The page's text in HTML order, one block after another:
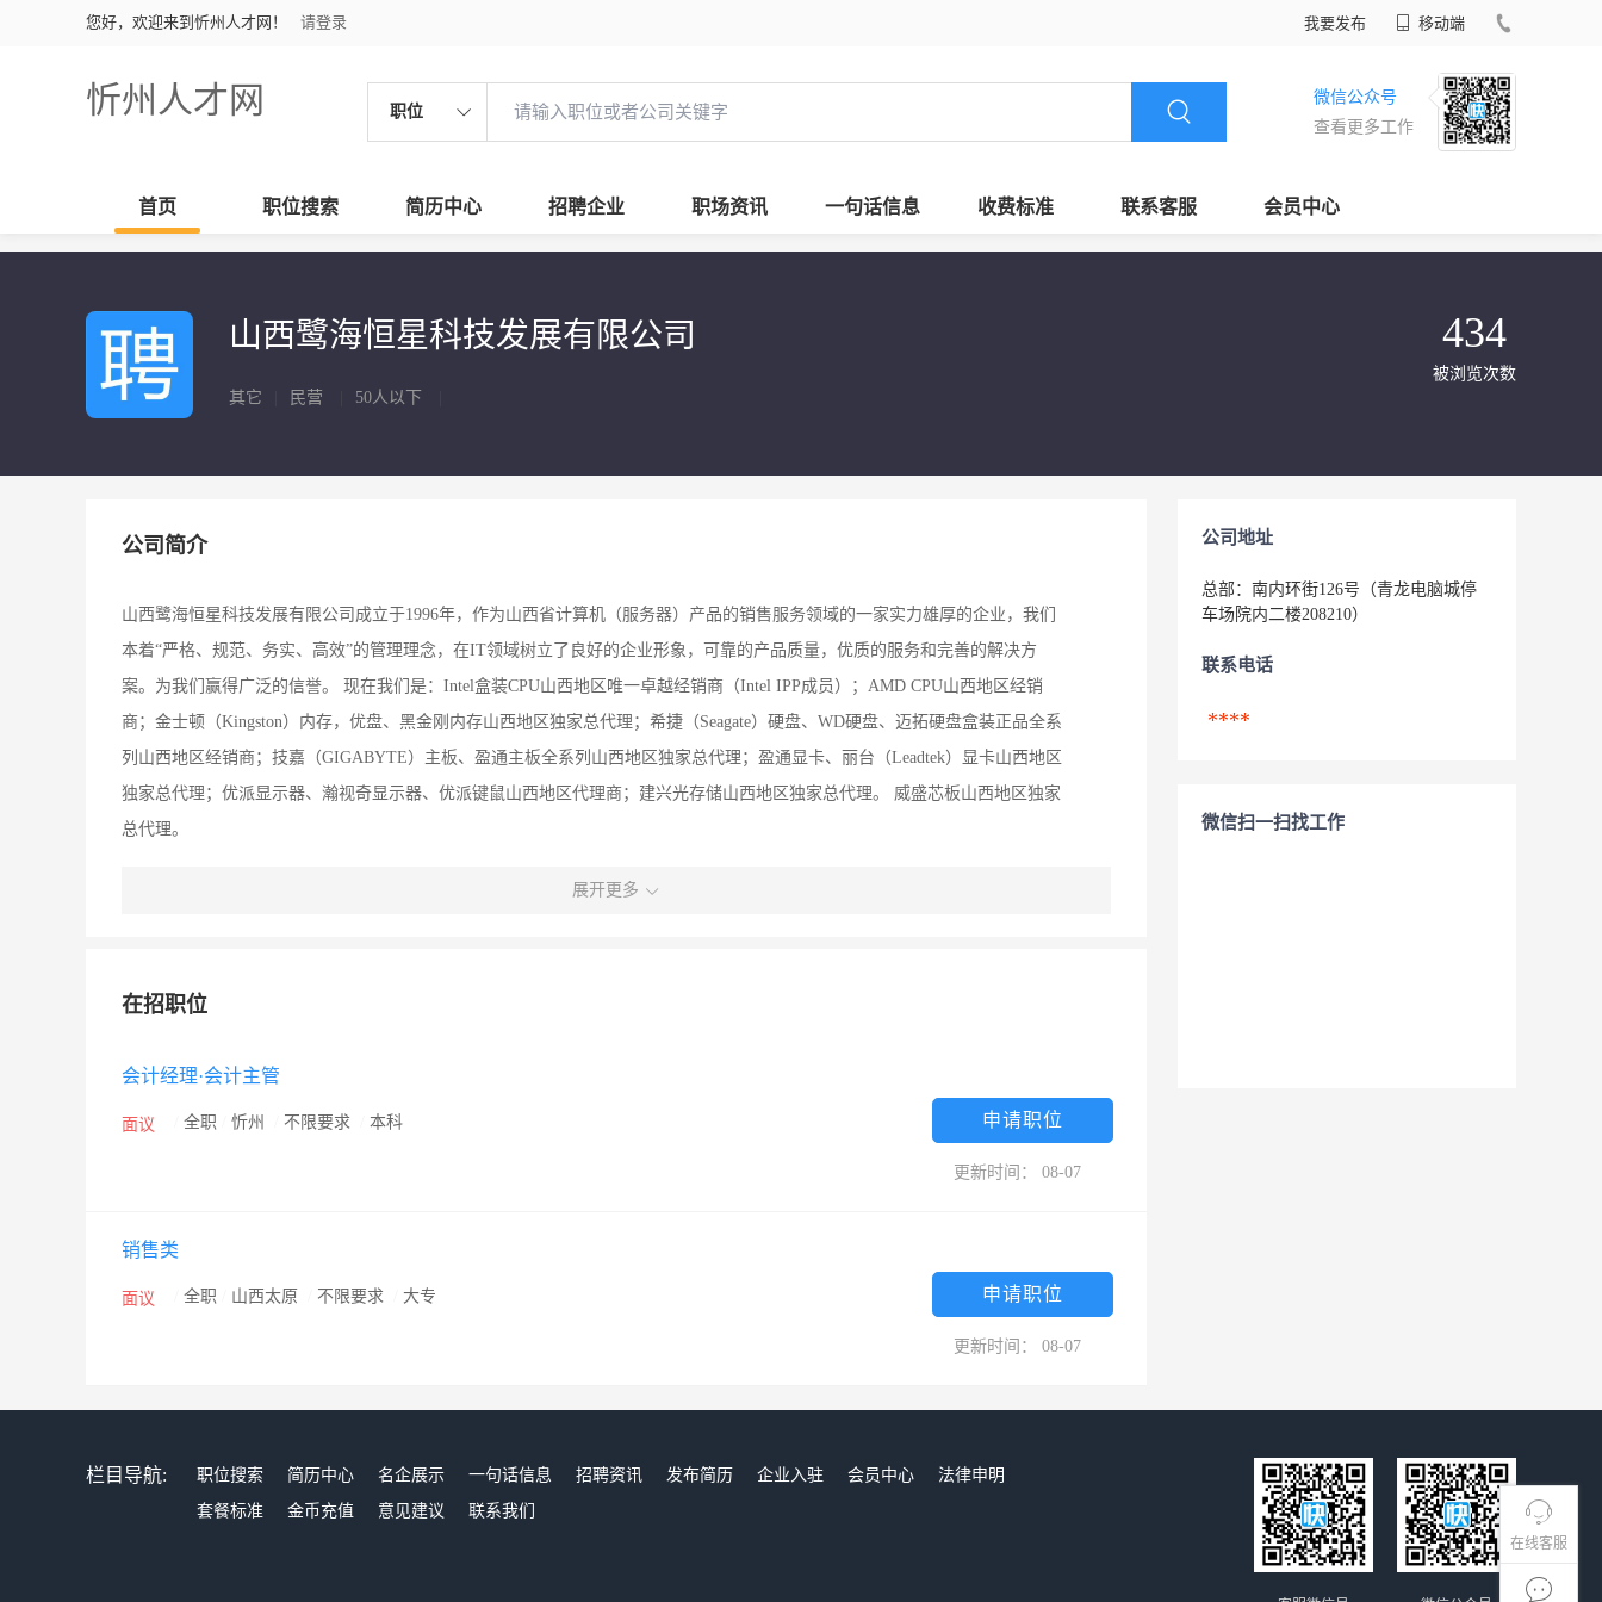
您好，欢迎来到忻州人才网！ 请登录 我要发布 移动端
忻州人才网 职位
微信公众号
查看更多工作
首页 职位搜索 简历中心 招聘企业 职场资讯 一句话信息 收费标准 联系客服 会员中心
在线客服
山西鹭海恒星科技发展有限公司
其它 民营 50人以下
434
被浏览次数
公司简介
山西鹭海恒星科技发展有限公司成立于1996年，作为山西省计算机（服务器）产品的销售服务领域的一家实力雄厚的企业，我们
本着“严格、规范、务实、高效”的管理理念，在IT领域树立了良好的企业形象，可靠的产品质量，优质的服务和完善的解决方
案。为我们赢得广泛的信誉。 现在我们是：Intel盒装CPU山西地区唯一卓越经销商（Intel IPP成员）；AMD CPU山西地区经销
商；金士顿（Kingston）内存，优盘、黑金刚内存山西地区独家总代理；希捷（Seagate）硬盘、WD硬盘、迈拓硬盘盒装正品全系
列山西地区经销商；技嘉（GIGABYTE）主板、盈通主板全系列山西地区独家总代理；盈通显卡、丽台（Leadtek）显卡山西地区
独家总代理；优派显示器、瀚视奇显示器、优派键鼠山西地区代理商；建兴光存储山西地区独家总代理。 威盛芯板山西地区独家
总代理。
展开更多
在招职位
会计经理·会计主管
面议 全职 忻州 不限要求 本科 申请职位
更新时间： 08-07
销售类
面议 全职 山西太原 不限要求 大专 申请职位
更新时间： 08-07
公司地址
总部：南内环街126号（青龙电脑城停
车场院内二楼208210）
联系电话
****
微信扫一扫找工作
栏目导航: 职位搜索 简历中心 名企展示 一句话信息 招聘资讯 发布简历 企业入驻 会员中心
法律申明
套餐标准
金币充值 意见建议 联系我们